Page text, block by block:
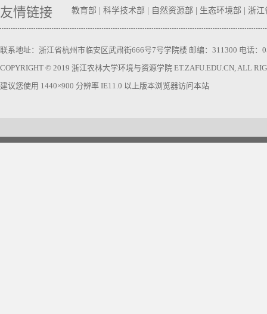
友情链接 教育部 科学技术部 自然资源部 生态环境部 浙江
联系地址：浙江省杭州市临安区武肃街666号7号学院楼 邮编：311300 电话：
COPYRIGHT © 2019 浙江农林大学环境与资源学院 ET.ZAFU.EDU.CN, ALL
建议您使用 1440×900 分辨率 IE11.0 以上版本浏览器访问本站